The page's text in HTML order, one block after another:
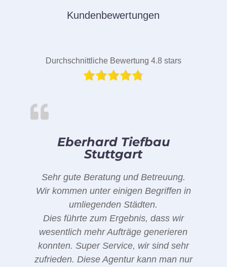
Kundenbewertungen
Durchschnittliche Bewertung 4.8 stars
Eberhard Tiefbau
Stuttgart
Sehr gute Beratung und Betreuung.
Wir kommen unter einigen Begriffen in
umliegenden Städten.
Dies führte zum Ergebnis, dass wir
wesentlich mehr Aufträge generieren
konnten. Super Service, wir sind sehr
zufrieden. Diese Agentur kann man nur